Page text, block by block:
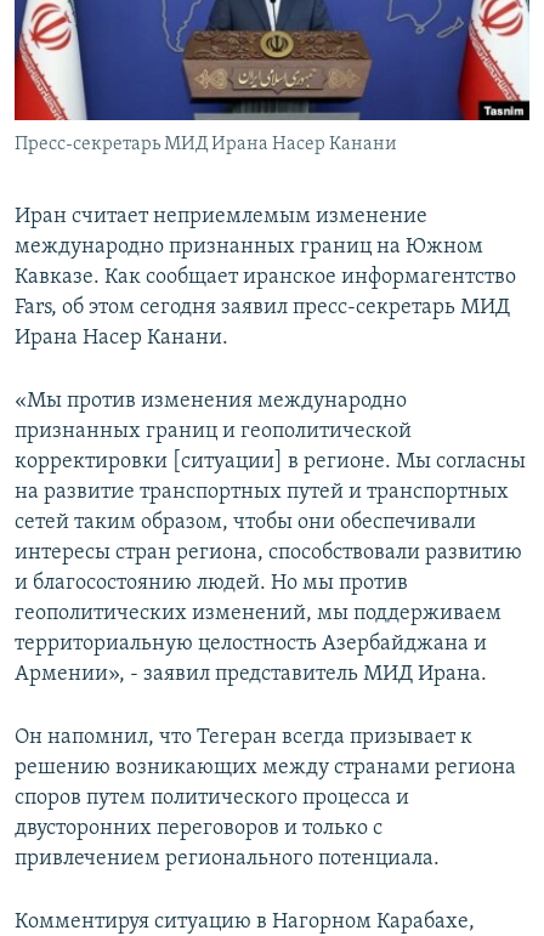
Հայերեն
English
Русский
Пресс-секретарь МИД Ирана Насер Канани
Иран считает неприемлемым изменение
международно признанных границ на Южном
Кавказе. Как сообщает иранское информагентство
Fars, об этом сегодня заявил пресс-секретарь МИД
Ирана Насер Канани.
«Мы против изменения международно
признанных границ и геополитической
корректировки [ситуации] в регионе. Мы согласны
на развитие транспортных путей и транспортных
сетей таким образом, чтобы они обеспечивали
интересы стран региона, способствовали развитию
и благосостоянию людей. Но мы против
геополитических изменений, мы поддерживаем
территориальную целостность Азербайджана и
Армении», - заявил представитель МИД Ирана.
Он напомнил, что Тегеран всегда призывает к
решению возникающих между странами региона
споров путем политического процесса и
двусторонних переговоров и только с
привлечением регионального потенциала.
Комментируя ситуацию в Нагорном Карабахе,